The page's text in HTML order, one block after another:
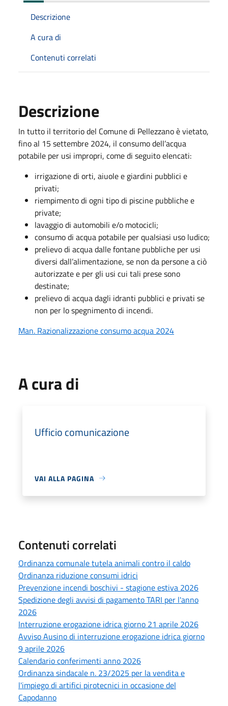
Descrizione
A cura di
Contenuti correlati
Descrizione
In tutto il territorio del Comune di Pellezzano è vietato,
fino al 15 settembre 2024, il consumo dell’acqua
potabile per usi impropri, come di seguito elencati:
irrigazione di orti, aiuole e giardini pubblici e
privati;
riempimento di ogni tipo di piscine pubbliche e
private;
lavaggio di automobili e/o motocicli;
consumo di acqua potabile per qualsiasi uso ludico;
prelievo di acqua dalle fontane pubbliche per usi
diversi dall’alimentazione, se non da persone a ciò
autorizzate e per gli usi cui tali prese sono
destinate;
prelievo di acqua dagli idranti pubblici e privati se
non per lo spegnimento di incendi.
Man. Razionalizzazione consumo acqua 2024
A cura di
Ufficio comunicazione
VAI ALLA PAGINA
Contenuti correlati
Ordinanza comunale tutela animali contro il caldo
Ordinanza riduzione consumi idrici
Prevenzione incendi boschivi - stagione estiva 2026
Spedizione degli avvisi di pagamento TARI per l'anno
2026
Interruzione erogazione idrica giorno 21 aprile 2026
Avviso Ausino di interruzione erogazione idrica giorno
9 aprile 2026
Calendario conferimenti anno 2026
Ordinanza sindacale n. 23/2025 per la vendita e
l'impiego di artifici pirotecnici in occasione del
Capodanno